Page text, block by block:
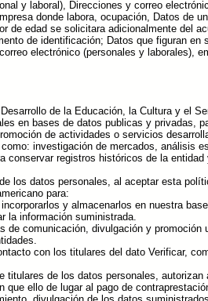
y laboral), Direcciones y correo
donde labora, ocupación, Datos de
de edad se solicitara adicionalmente del
de identificación; Datos que figuran
electrónico (personales y laborales),
de la Educación, la Cultura y el
en bases de datos publicas y privadas,
de actividades o servicios
investigación de mercados, análisis
registros históricos de la
los datos personales, al aceptar esta
para:
y almacenarlos en nuestra
la información suministrada.
de comunicación, divulgación y
con los titulares del dato Verificar,
de los datos personales,
que ello de lugar al pago de